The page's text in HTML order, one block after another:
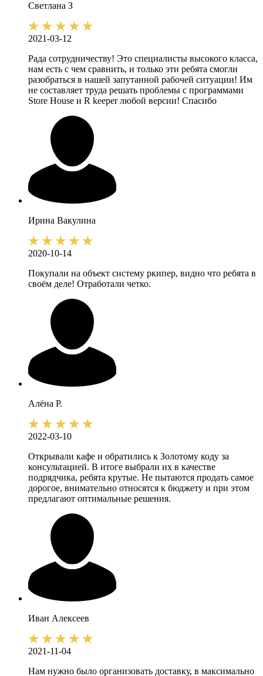
Светлана З
2021-03-12
Рада сотрудничеству! Это специалисты высокого класса,
нам есть с чем сравнить, и только эти ребята смогли
разобраться в нашей запутанной рабочей ситуации! Им
не составляет труда решать проблемы с программами
Store House и R keeper любой версии! Спасибо
Ирина Вакулина
2020-10-14
Покупали на объект систему ркипер, видно что ребята в
своём деле! Отработали четко.
Алёна Р.
2022-03-10
Открывали кафе и обратились к Золотому коду за
консультацией. В итоге выбрали их в качестве
подрядчика, ребята крутые. Не пытаются продать самое
дорогое, внимательно относятся к бюджету и при этом
предлагают оптимальные решения.
Иван Алексеев
2021-11-04
Нам нужно было организовать доставку, в максимально